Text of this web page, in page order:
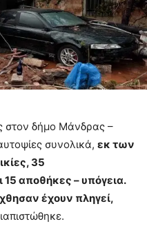
στον δήμο Μάνδρας –
συνολικά, εκ των
35
αποθήκες – υπόγεια.
έχουν πληγεί,